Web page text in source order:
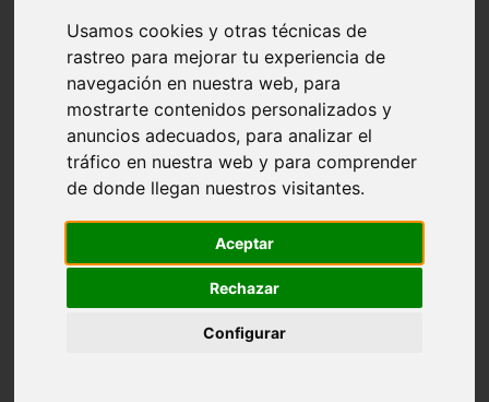
Usamos cookies y otras técnicas de
rastreo para mejorar tu experiencia de
navegación en nuestra web, para
mostrarte contenidos personalizados y
anuncios adecuados, para analizar el
tráfico en nuestra web y para comprender
de donde llegan nuestros visitantes.
Aceptar
Rechazar
Configurar
Madrid - pozuelo-de-alarcón
Teruel - sarrión
Cádiz - algodonales
Illes-balears - inca
Madrid - madrid
Málaga - torremolinos
Asturias - oviedo
Cádiz - el-puerto-de-santa-maría
Asturias - aller
Zaragoza - zaragoza
Valencia - valencia